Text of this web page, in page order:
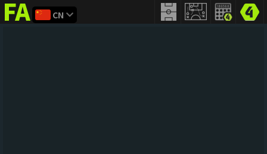
FIFAaddict
CN